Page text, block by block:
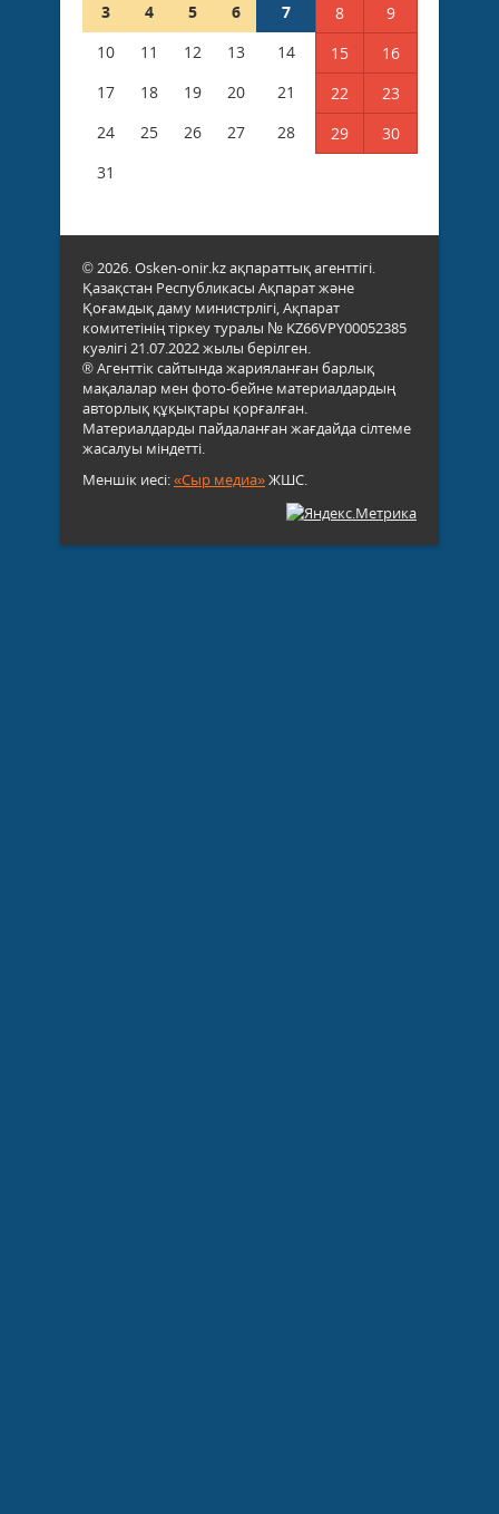
3
4 5 6 7 8
9
10
11 12 13 14 15
16
17
18 19 20 21 22
23
24
25 26 27 28 29
30
31
© 2026. Osken-onir.kz ақпараттық агенттігі.
Қазақстан Республикасы Ақпарат және
Қоғамдық даму министрлігі, Ақпарат
комитетінің тіркеу туралы № KZ66VPY00052385
куәлігі 21.07.2022 жылы берілген.
® Агенттік сайтында жарияланған барлық
мақалалар мен фото-бейне материалдардың
авторлық құқықтары қорғалған.
Материалдарды пайдаланған жағдайда сілтеме
жасалуы міндетті.
Меншік иесі:«Сыр медиа»ЖШС.